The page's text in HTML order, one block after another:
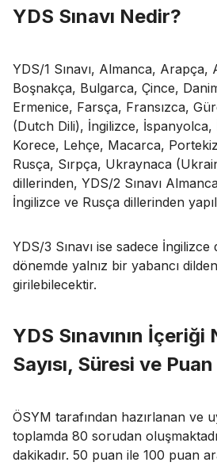
YDS Sınavı Nedir?
YDS/1 Sınavı, Almanca, Arapça,
Boşnakça, Bulgarca, Çince,
Ermenice, Farsça, Fransızca,
(Dutch Dili), İngilizce,
Korece, Lehçe, Macarca,
Rusça, Sırpça, Ukraynaca
dillerinden, YDS/2 Sınavı
İngilizce ve Rusça dillerinden
YDS/3 Sınavı ise sadece İngilizce
dönemde yalnız bir yabancı
girilebilecektir.
YDS Sınavının
Sayısı, Süresi ve
ÖSYM tarafından hazırlanan ve
toplamda 80 sorudan
dakikadır. 50 puan ile 100 puan